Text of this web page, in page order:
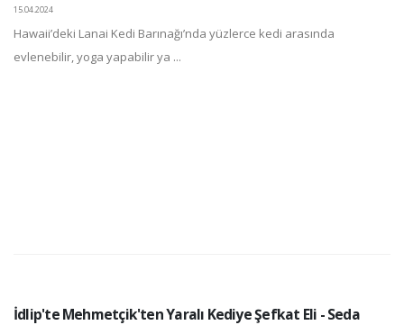
15.04.2024
Hawaii’deki Lanai Kedi Barınağı’nda yüzlerce kedi arasında
evlenebilir, yoga yapabilir ya ...
İdlip'te Mehmetçik'ten Yaralı Kediye Şefkat Eli - Seda